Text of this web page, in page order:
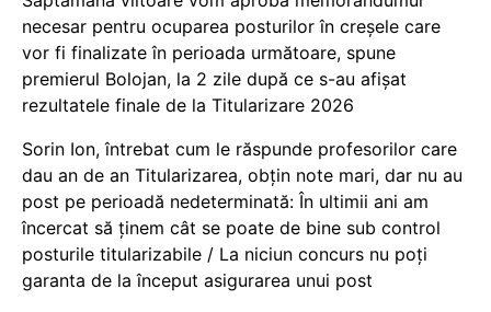
necesar pentru ocuparea posturilor în creșele care
vor fi finalizate în perioada următoare, spune
premierul Bolojan, la 2 zile după ce s-au afișat
rezultatele finale de la Titularizare 2026
Sorin Ion, întrebat cum le răspunde profesorilor care
dau an de an Titularizarea, obțin note mari, dar nu au
post pe perioadă nedeterminată: În ultimii ani am
încercat să ținem cât se poate de bine sub control
posturile titularizabile / La niciun concurs nu poți
garanta de la început asigurarea unui post